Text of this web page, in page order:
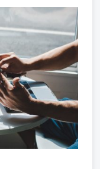
inciso II do art. 358